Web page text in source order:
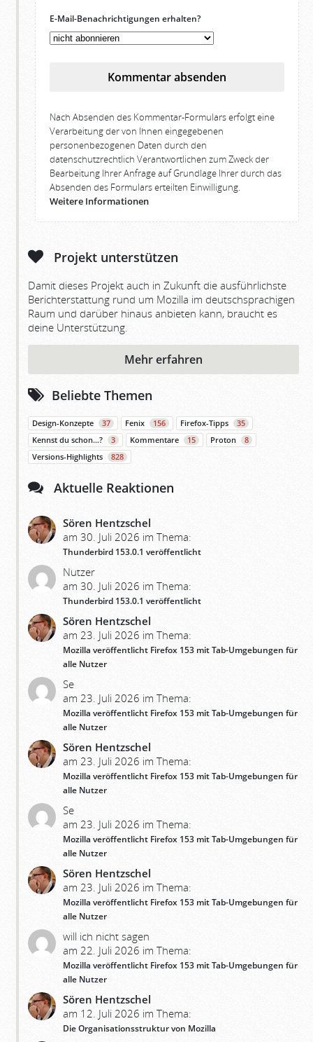
E-Mail-Benachrichtigungen erhalten?
Kommentar absenden
Nach Absenden des Kommentar-Formulars erfolgt eine
Verarbeitung der von Ihnen eingegebenen
personenbezogenen Daten durch den
datenschutzrechtlich Verantwortlichen zum Zweck der
Bearbeitung Ihrer Anfrage auf Grundlage Ihrer durch das
Absenden des Formulars erteilten Einwilligung.
Weitere Informationen
Projekt unterstützen
Damit dieses Projekt auch in Zukunft die ausführlichste
Berichterstattung rund um Mozilla im deutschsprachigen
Raum und darüber hinaus anbieten kann, braucht es
deine Unterstützung.
Mehr erfahren
Beliebte Themen
Design-Konzepte 37 Fenix 156 Firefox-Tipps
35
Kennst du schon…?
3 Kommentare 15 Proton
8
Versions-Highlights
828
Aktuelle Reaktionen
Sören Hentzschel
am 30. Juli 2026 im Thema:
Thunderbird 153.0.1 veröffentlicht
Nutzer
am 30. Juli 2026 im Thema:
Thunderbird 153.0.1 veröffentlicht
Sören Hentzschel
am 23. Juli 2026 im Thema:
Mozilla veröffentlicht Firefox 153 mit Tab-Umgebungen für
alle Nutzer
Se
am 23. Juli 2026 im Thema:
Mozilla veröffentlicht Firefox 153 mit Tab-Umgebungen für
alle Nutzer
Sören Hentzschel
am 23. Juli 2026 im Thema:
Mozilla veröffentlicht Firefox 153 mit Tab-Umgebungen für
alle Nutzer
Se
am 23. Juli 2026 im Thema:
Mozilla veröffentlicht Firefox 153 mit Tab-Umgebungen für
alle Nutzer
Sören Hentzschel
am 23. Juli 2026 im Thema:
Mozilla veröffentlicht Firefox 153 mit Tab-Umgebungen für
alle Nutzer
will ich nicht sagen
am 22. Juli 2026 im Thema:
Mozilla veröffentlicht Firefox 153 mit Tab-Umgebungen für
alle Nutzer
Sören Hentzschel
am 12. Juli 2026 im Thema:
Die Organisationsstruktur von Mozilla